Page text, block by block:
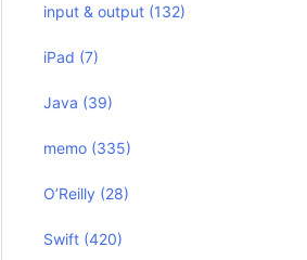
input & output (132)
iPad (7)
Java (39)
memo (335)
O’Reilly (28)
Swift (420)